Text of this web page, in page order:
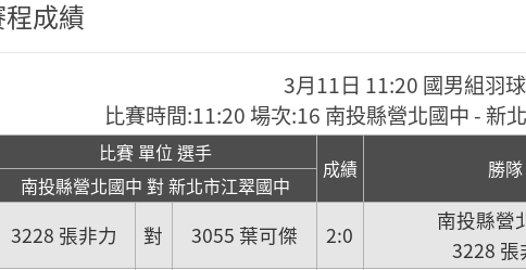
成績
3月11日 11:20 國男組羽
比賽時間:11:20 場次:16 南投縣營北國中 - 新
比賽 單位 選手
成績 勝隊
南投縣營北國中 對 新北市江翠國中
3228 張非力 對 3055 葉可傑 2:0
南投縣營
3228 張